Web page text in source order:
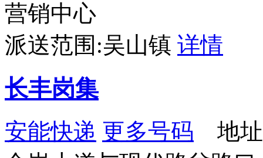
营销中心
派送范围:吴山镇 详情
长丰岗集
安能快递 更多号码 地址